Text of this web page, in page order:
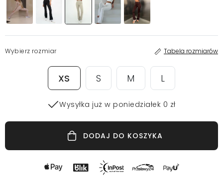
Wybierz rozmiar Tabela rozmiarów
XS S M L
Wysyłka już w poniedziałek 0 zł
DODAJ DO KOSZYKA